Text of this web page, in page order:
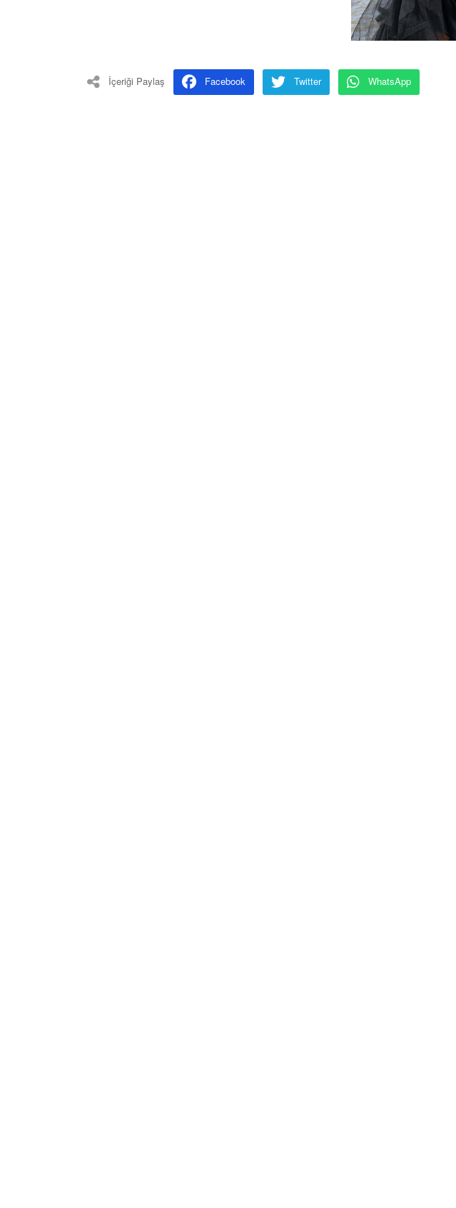
İçeriği Paylaş Facebook Twitter WhatsApp